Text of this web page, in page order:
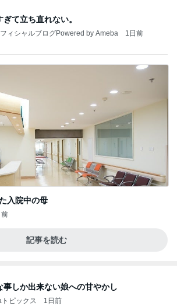
ぎて立ち直れない。
ィシャルブログPowered by Ameba 1日前
入院中の母
前
記事を読む
事しか出来ない娘への甘やかし
ピックス 1日前